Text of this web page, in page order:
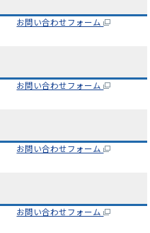
お問い合わせフォーム
お問い合わせフォーム
お問い合わせフォーム
お問い合わせフォーム